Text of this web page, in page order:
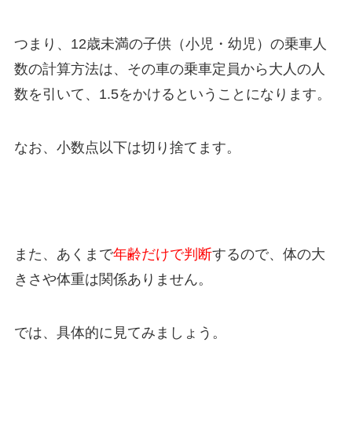
つまり、12歳未満の子供（小児・幼児）の乗車人
数の計算方法は、その車の乗車定員から大人の人
数を引いて、1.5をかけるということになります。
なお、小数点以下は切り捨てます。
また、あくまで年齢だけで判断するので、体の大
きさや体重は関係ありません。
では、具体的に見てみましょう。